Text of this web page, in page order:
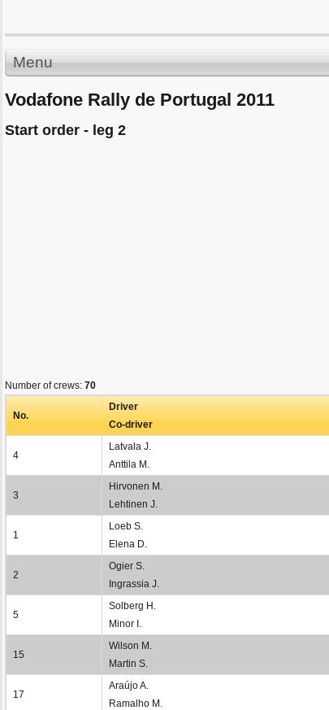
Menu
Vodafone Rally de Portugal 2011
Start order - leg 2
Number of crews: 70
No.
Driver
Co-driver
4
Latvala J.
Anttila M.
3
Hirvonen M.
Lehtinen J.
1
Loeb S.
Elena D.
2
Ogier S.
Ingrassia J.
5
Solberg H.
Minor I.
15
Wilson M.
Martin S.
17
Araújo A.
Ramalho M.